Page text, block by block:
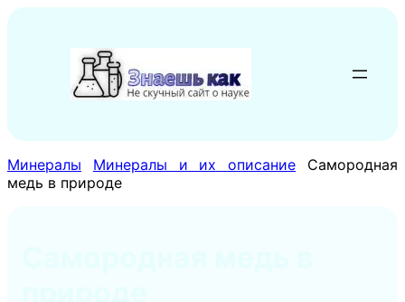
содержимому
Минералы Минералы и их описание
Самородная
медь в природе